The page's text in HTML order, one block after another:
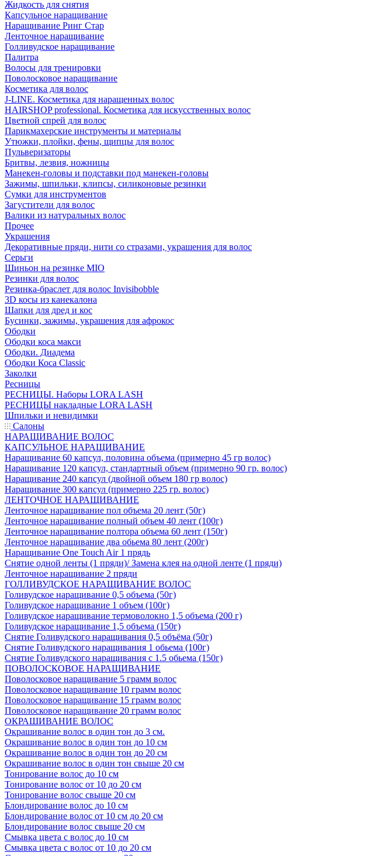
Жидкость для снятия
Капсульное наращивание
Наращивание Ринг Стар
Ленточное наращивание
Голливудское наращивание
Палитра
Волосы для тренировки
Поволосковое наращивание
Косметика для волос
J-LINE. Косметика для наращенных волос
HAIRSHOP professional. Косметика для искусственных волос
Цветной спрей для волос
Парикмахерские инструменты и материалы
Утюжки, плойки, фены, щипцы для волос
Пульверизаторы
Бритвы, лезвия, ножницы
Манекен-головы и подставки под манекен-головы
Зажимы, шпильки, клипсы, силиконовые резинки
Сумки для инструментов
Загустители для волос
Валики из натуральных волос
Прочее
Украшения
Декоративные пряди, нити со стразами, украшения для волос
Серьги
Шиньон на резинке MIO
Резинки для волос
Резинка-браслет для волос Invisibobble
3D косы из канекалона
Шапки для дред и кос
Бусинки, зажимы, украшения для афрокос
Ободки
Ободки коса макси
Ободки. Диадема
Ободки Коса Classic
Заколки
Ресницы
РЕСНИЦЫ. Наборы LORA LASH
РЕСНИЦЫ накладные LORA LASH
Шпильки и невидимки
Салоны
НАРАЩИВАНИЕ ВОЛОС
КАПСУЛЬНОЕ НАРАЩИВАНИЕ
Наращивание 60 капсул, половина объема (примерно 45 гр волос)
Наращивание 120 капсул, стандартный объем (примерно 90 гр. волос)
Наращивание 240 капсул (двойной объем 180 гр волос)
Наращивание 300 капсул (примерно 225 гр. волос)
ЛЕНТОЧНОЕ НАРАЩИВАНИЕ
Ленточное наращивание пол объема 20 лент (50г)
Ленточное наращивание полный объем 40 лент (100г)
Ленточное наращивание полтора объема 60 лент (150г)
Ленточное наращивание два обьема 80 лент (200г)
Наращивание One Touch Air 1 прядь
Снятие одной ленты (1 пряди)/ Замена клея на одной ленте (1 пряди)
Ленточное наращивание 2 пряди
ГОЛЛИВУДСКОЕ НАРАЩИВАНИЕ ВОЛОС
Голивудское наращивание 0,5 объема (50г)
Голивудское наращивание 1 объем (100г)
Голивудское наращивание термоволокно 1,5 объема (200 г)
Голивудское наращивание 1,5 объема (150г)
Снятие Голивудского наращивания 0,5 объёма (50г)
Снятие Голивудского наращивания 1 обьема (100г)
Снятие Голивудского наращивания с 1.5 обьема (150г)
ПОВОЛОСКОВОЕ НАРАЩИВАНИЕ
Поволосковое наращивание 5 грамм волос
Поволосковое наращивание 10 грамм волос
Поволосковое наращивание 15 грамм волос
Поволосковое наращивание 20 грамм волос
ОКРАШИВАНИЕ ВОЛОС
Окрашивание волос в один тон до 3 см.
Окрашивание волос в один тон до 10 см
Окрашивание волос в один тон до 20 см
Окрашивание волос в один тон свыше 20 см
Тонирование волос до 10 см
Тонирование волос от 10 до 20 см
Тонирование волос свыше 20 см
Блондирование волос до 10 см
Блондирование волос от 10 см до 20 см
Блондирование волос свыше 20 см
Смывка цвета с волос до 10 см
Смывка цвета с волос от 10 до 20 см